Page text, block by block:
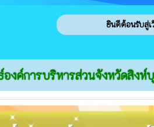
ยินดีต้อนรับสู่เว็บไซต์ข
งค์การบริหารส่วนจังหวัดสิงห์